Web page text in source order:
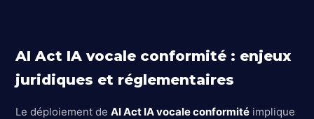
AI Act IA vocale conformité : enjeux
juridiques et réglementaires
Le déploiement deAI Act IA vocale conformité implique